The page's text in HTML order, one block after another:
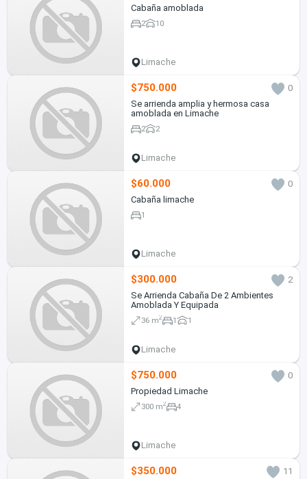
Cabaña amoblada
2 10
Limache
$750.000
0
Se arrienda amplia y hermosa casa
amoblada en Limache
2 2
Limache
$60.000
0
Cabaña limache
1
Limache
$300.000
2
Se Arrienda Cabaña De 2 Ambientes
Amoblada Y Equipada
36 m2 1 1
Limache
$750.000
0
Propiedad Limache
300 m2 4
Limache
$350.000
11